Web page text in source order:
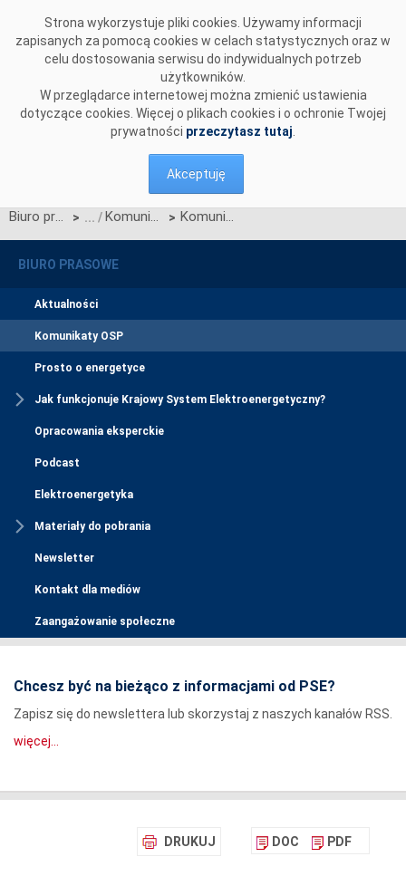
Strona wykorzystuje pliki cookies. Używamy informacji
zapisanych za pomocą cookies w celach statystycznych oraz w
celu dostosowania serwisu do indywidualnych potrzeb
użytkowników.
W przeglądarce internetowej można zmienić ustawienia
dotyczące cookies. Więcej o plikach cookies i o ochronie Twojej
prywatności przeczytasz tutaj
Akceptuję
Biuro prasowe > Komunikaty OSP > Komunikat OSP dotyczący zawieszenia procesu Jednolitego łączenia Rynków Dnia Bieżącego w dniu 25.06.2026.
BIURO PRASOWE
Aktualności
Komunikaty OSP
Prosto o energetyce
Jak funkcjonuje Krajowy System Elektroenergetyczny?
Opracowania eksperckie
Podcast
Elektroenergetyka
Materiały do pobrania
Newsletter
Kontakt dla mediów
Zaangażowanie społeczne
Chcesz być na bieżąco z informacjami od PSE?
Zapisz się do newslettera lub skorzystaj z naszych kanałów RSS.
więcej...
DRUKUJ DOC PDF